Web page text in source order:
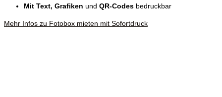
Mit Text, Grafiken und QR-Codes bedruckbar
Mehr Infos zu Fotobox mieten mit Sofortdruck